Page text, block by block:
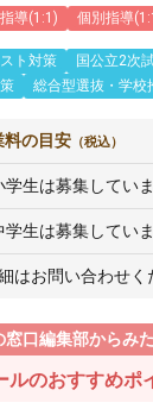
導(1:1) 個別指導
ト対策
国公立2次
総合型選抜・学校
料の目安 （税込）
学生は募集してい
学生は募集してい
はお問い合わせく
窓口編集部からみた
ルのおすすめポ